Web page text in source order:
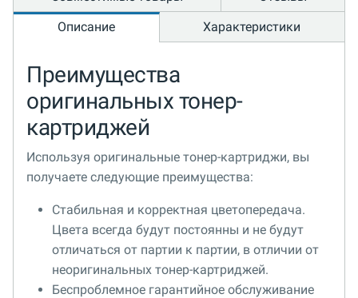
Описание
Характеристики
Преимущества
оригинальных тонер-
картриджей
Используя оригинальные тонер-картриджи, вы
получаете следующие преимущества:
Стабильная и корректная цветопередача.
Цвета всегда будут постоянны и не будут
отличаться от партии к партии, в отличии от
неоригинальных тонер-картриджей.
Беспроблемное гарантийное обслуживание